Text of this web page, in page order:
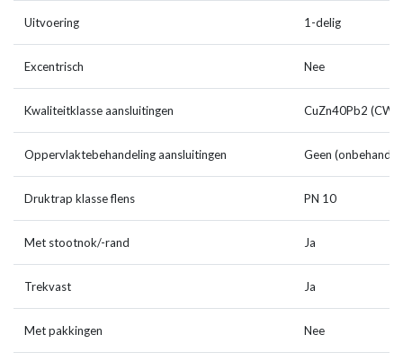
Uitvoering 1-delig
Excentrisch Nee
Kwaliteitklasse aansluitingen CuZn40Pb2
Oppervlaktebehandeling aansluitingen Geen
Druktrap klasse flens PN 10
Met stootnok/-rand Ja
Trekvast Ja
Met pakkingen Nee